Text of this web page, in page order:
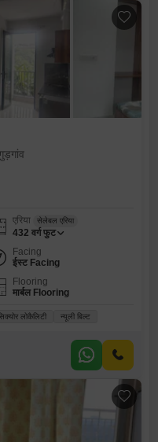
एरिया सेलेबल एरिया
432 वर्ग फुट
Facing
ईस्ट Facing
Flooring
मार्बल Flooring
लोकैलिटी न्यूली बिल्ट